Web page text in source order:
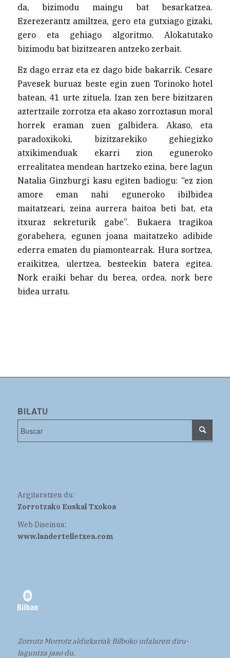
da, bizimodu maingu bat besarkatzea.
Ezerezerantz amiltzea, gero eta gutxiago gizaki,
gero eta gehiago algoritmo. Alokatutako
bizimodu bat bizitzearen antzeko zerbait.
Ez dago erraz eta ez dago bide bakarrik. Cesare
Pavesek buruaz beste egin zuen Torinoko hotel
batean, 41 urte zituela. Izan zen bere bizitzaren
aztertzaile zorrotza eta akaso zorroztasun moral
horrek eraman zuen galbidera. Akaso, eta
paradoxikoki, bizitzarekiko gehiegizko
atxikimenduak ekarri zion eguneroko
errealitatea mendean hartzeko ezina, bere lagun
Natalia Ginzburgi kasu egiten badiogu: “ez zion
amore eman nahi eguneroko ibilbidea
maitatzeari, zeina aurrera baitoa beti bat, eta
itxuraz sekreturik gabe”. Bukaera tragikoa
gorabehera, egunen joana maitatzeko adibide
ederra ematen du piamontearrak. Hura sortzea,
eraikitzea, ulertzea, besteekin batera egitea.
Nork eraiki behar du berea, ordea, nork bere
bidea urratu.
BILATU
Argitaratzen du:
Zorrotzako Euskal Txokoa
Web Diseinua:
www.landertelletxea.com
Zorrotz Morrotz aldizkariak Bilboko udalaren diru-
laguntza jaso du.